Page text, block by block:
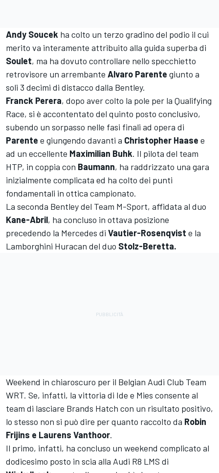
Andy Soucek ha colto un terzo gradino del podio il cui
merito va interamente attribuito alla guida superba di
Soulet, ma ha dovuto controllare nello specchietto
retrovisore un arrembante Alvaro Parente giunto a
soli 3 decimi di distacco dalla Bentley.
Franck Perera, dopo aver colto la pole per la Qualifying
Race, si è accontentato del quinto posto conclusivo,
subendo un sorpasso nelle fasi finali ad opera di
Parente e giungendo davanti a Christopher Haase e
ad un eccellente Maximilian Buhk. Il pilota del team
HTP, in coppia con Baumann, ha raddrizzato una gara
inizialmente complicata ed ha colto dei punti
fondamentali in ottica campionato.
La seconda Bentley del Team M-Sport, affidata al duo
Kane-Abril, ha concluso in ottava posizione
precedendo la Mercedes di Vautier-Rosenqvist e la
Lamborghini Huracan del duo Stolz-Beretta.
Weekend in chiaroscuro per il Belgian Audi Club Team
WRT. Se, infatti, la vittoria di Ide e Mies consente al
team di lasciare Brands Hatch con un risultato positivo,
lo stesso non si può dire per quanto raccolto da Robin
Frijins e Laurens Vanthoor.
Il primo, infatti, ha concluso un weekend complicato al
dodicesimo posto in scia alla Audi R8 LMS di